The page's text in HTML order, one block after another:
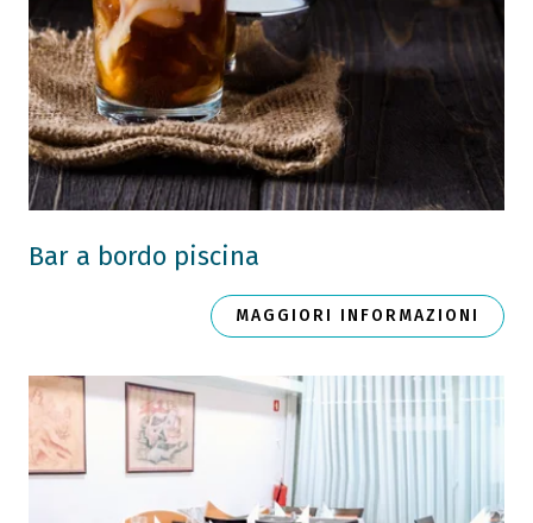
Bar a bordo piscina
MAGGIORI INFORMAZIONI